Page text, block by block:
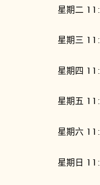
星期二
星期三
星期四
星期五
星期六
星期日